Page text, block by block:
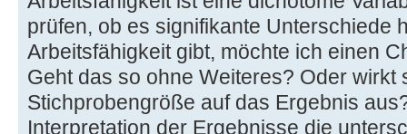
prüfen, ob es signifikante Unterschiede
Arbeitsfähigkeit gibt, möchte ich einen
Geht das so ohne Weiteres? Oder wirkt
Stichprobengröße auf das Ergebnis
Interpretation der Ergebnisse die